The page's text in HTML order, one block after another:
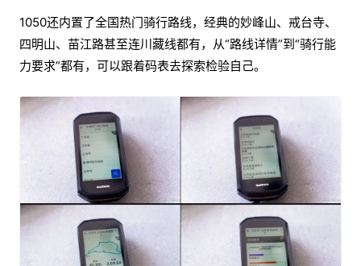
1050还内置了全国热门骑行路线，经典的妙峰山、戒台寺、
四明山、苗江路甚至连川藏线都有，从“路线详情”到“骑行能
力要求”都有，可以跟着码表去探索检验自己。